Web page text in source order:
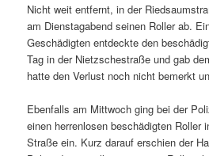
Nicht weit entfernt, in der
am Dienstagabend seinen Roller ab.
Geschädigten entdeckte den
Tag in der Nietzschestraße und gab
hatte den Verlust noch nicht bemerkt
Ebenfalls am Mittwoch ging bei der
einen herrenlosen beschädigten Roller
Straße ein. Kurz darauf erschien der